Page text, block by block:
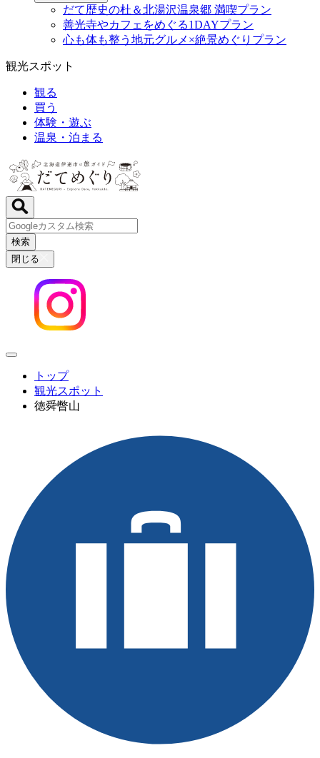
だて歴史の杜＆北湯沢温泉郷 満喫プラン
善光寺やカフェをめぐる1DAYプラン
心も体も整う地元グルメ×絶景めぐりプラン
観光スポット
観る
買う
体験・遊ぶ
温泉・泊まる
検索
閉じる
トップ
観光スポット
徳舜瞥山